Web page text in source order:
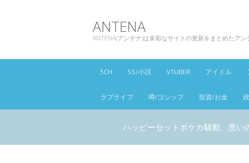
ANTENA
ANTENA(アンテナ)は多彩なサイトの更新をまとめたアン
5CH SS/小説 VTUBER アイドル
ラブライブ 噂/ゴシップ 投資/お金
ハッピーセットポケカ騒動、悪